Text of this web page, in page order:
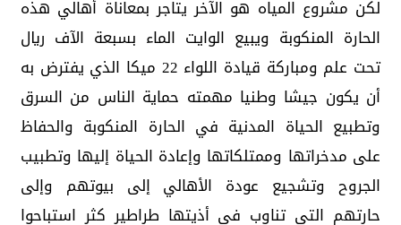
لكن مشروع المياه هو الآخر يتاجر بمعاناة أهالي هذه
الحارة المنكوبة ويبيع الوايت الماء بسبعة الآف ريال
تحت علم ومباركة قيادة اللواء 22 ميكا الذي يفترض به
أن يكون جيشا وطنيا مهمته حماية الناس من السرق
وتطبيع الحياة المدنية في الحارة المنكوبة والحفاظ
على مدخراتها وممتلكاتها وإعادة الحياة إليها وتطبيب
الجروح وتشجيع عودة الأهالي إلى بيوتهم وإلى
حارتهم التي تناوب في أذيتها طراطير كثر استباحوا